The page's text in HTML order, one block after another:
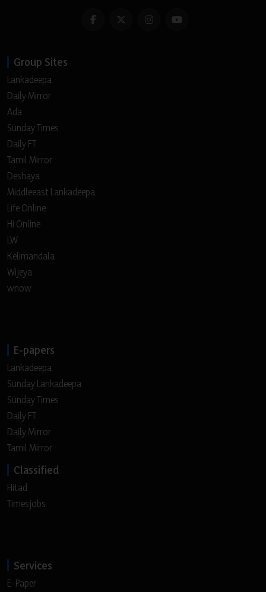
Group Sites
Lankadeepa
Daily Mirror
Ada
Sunday Times
Daily FT
Tamil Mirror
Deshaya
Middleeast Lankadeepa
Life Online
Hi Online
LW
Kelimandala
Wijeya
wnow
E-papers
Lankadeepa
Sunday Lankadeepa
Sunday Times
Daily FT
Daily Mirror
Tamil Mirror
Classified
Hitad
Timesjobs
Services
E-Paper